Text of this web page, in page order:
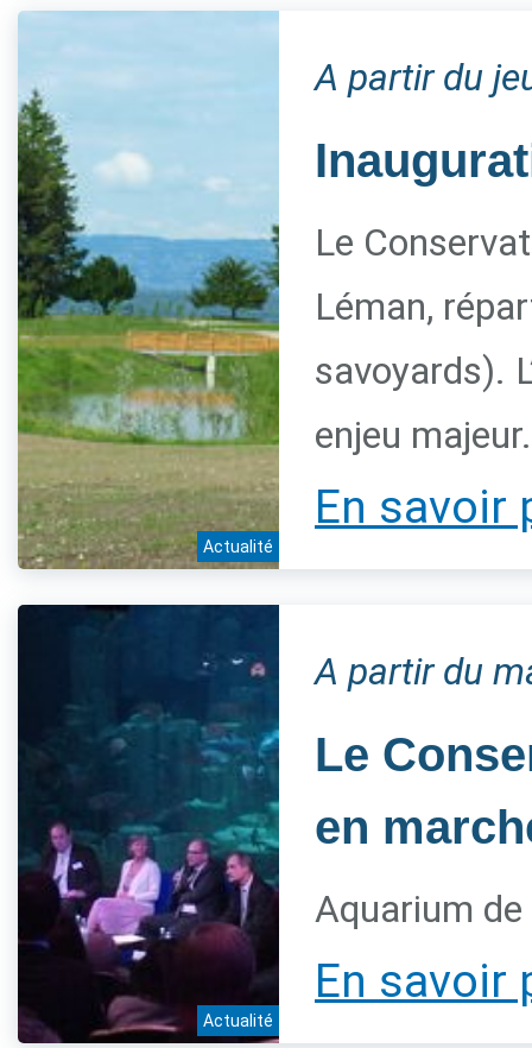
Actualité
A partir du
Le
Léman,
savoyards).
enjeu majeur.
En savoir
Actualité
A partir du
Le
en
Aquarium
En savoir